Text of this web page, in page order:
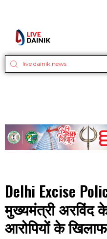
Delhi Excise
मुख्यमंत्री अरविंद
आरोपियों के